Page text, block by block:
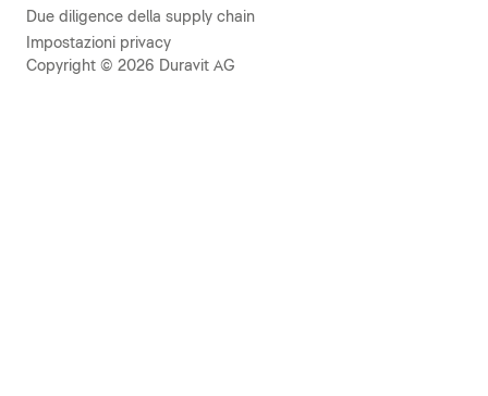
Due diligence della supply chain
Impostazioni privacy
Copyright © 2026 Duravit AG